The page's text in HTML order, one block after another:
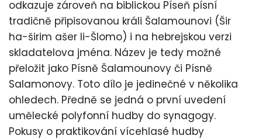
odkazuje zároveň na biblickou Píseň písní
tradičně připisovanou králi Šalamounovi (Šir
ha-širim ašer li-Šlomo) i na hebrejskou verzi
skladatelova jména. Název je tedy možné
přeložit jako Písně Šalamounovy či Písně
Salamonovy. Toto dílo je jedinečné v několika
ohledech. Předně se jedná o první uvedení
umělecké polyfonní hudby do synagogy.
Pokusy o praktikování vícehlasé hudby